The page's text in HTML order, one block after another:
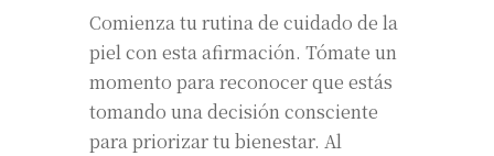
Comienza tu rutina de cuidado de la
piel con esta afirmación. Tómate un
momento para reconocer que estás
tomando una decisión consciente
para priorizar tu bienestar. Al